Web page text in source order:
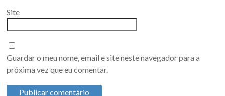
Site
Guardar o meu nome, email e site neste navegador para a
próxima vez que eu comentar.